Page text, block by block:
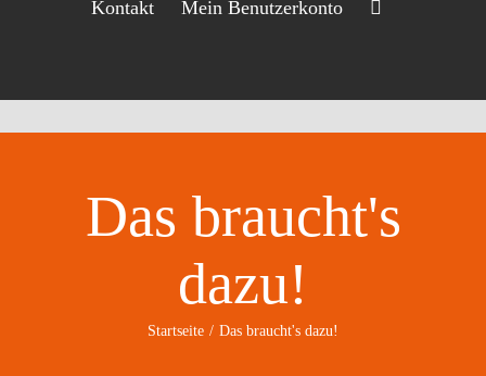
Kontakt Mein Benutzerkonto
Das braucht's
dazu!
Startseite Das braucht's dazu!